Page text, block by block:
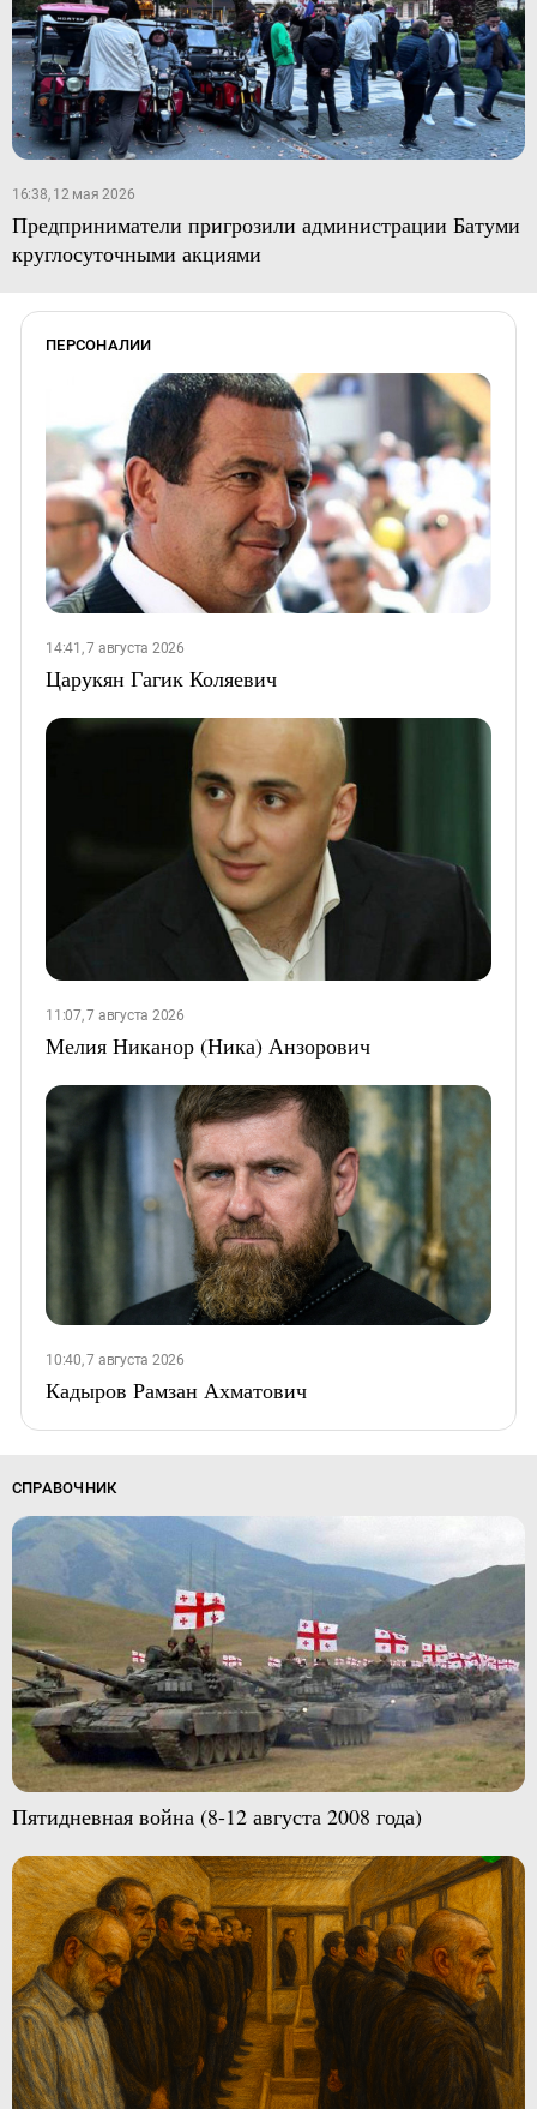
16:38, 12 мая 2026
Предприниматели пригрозили администрации Батуми
круглосуточными акциями
ПЕРСОНАЛИИ
14:41, 7 августа 2026
Царукян Гагик Коляевич
11:07, 7 августа 2026
Мелия Никанор (Ника) Анзорович
10:40, 7 августа 2026
Кадыров Рамзан Ахматович
СПРАВОЧНИК
Пятидневная война (8-12 августа 2008 года)